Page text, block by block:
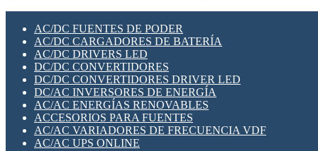
SWITCH Y MICROSWITCH
TARJETAS PI
UNIÓN Y DERIVACIÓN DE CABLE
PLACAS MODULARES IOT
SWITCHES Y REDES WIFI
SOLUCIONES IOT
SOLUCIONES LORAWAN
SOLUCIONES RED CELULAR
SEGURIDAD PARA REDES
SWITCHES LAN
TELEFONÍA IP (VOIP)
VIGILANCIA IP (CCTV)
MESHTASTIC
AC/DC FUENTES DE PODER
AC/DC CARGADORES DE BATERÍA
AC/DC DRIVERS LED
DC/DC CONVERTIDORES
DC/DC CONVERTIDORES DRIVER LED
DC/AC INVERSORES DE ENERGÍA
AC/AC ENERGÍAS RENOVABLES
ACCESORIOS PARA FUENTES
AC/AC VARIADORES DE FRECUENCIA VDF
AC/AC UPS ONLINE